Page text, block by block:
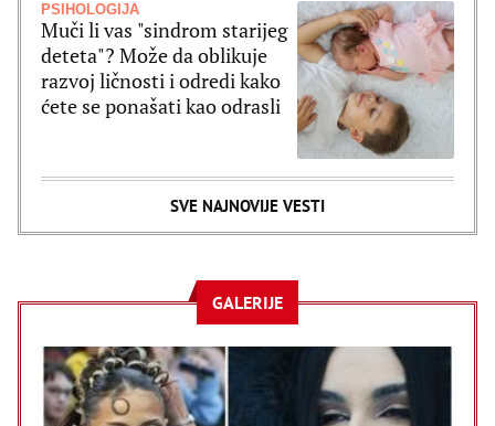
PSIHOLOGIJA
Muči li vas "sindrom starijeg
deteta"? Može da oblikuje
razvoj ličnosti i odredi kako
ćete se ponašati kao odrasli
SVE NAJNOVIJE VESTI
GALERIJE